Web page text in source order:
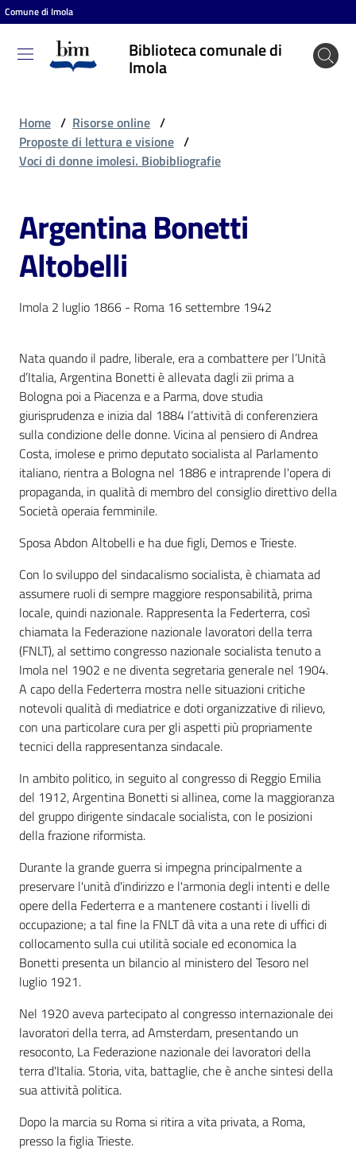
Vai al contenuto
Vai alla navigazione
Vai al footer
Comune di Imola
Biblioteca comunale di
Imola
Biblioteca
comunale
Cosa
puoi
fare
i
contenuti
Risorse
online
Casa
Piani
Archivio
storico
Decentrate
Patto
per
la
lettura
Seguici
su
Catalogo
on line
Home / Risorse online /
Proposte di lettura e visione /
Voci di donne imolesi. Biobibliografie
Argentina Bonetti
Altobelli
Imola 2 luglio 1866 - Roma 16 settembre 1942
Nata quando il padre, liberale, era a combattere per l’Unità
d’Italia, Argentina Bonetti è allevata dagli zii prima a
Bologna poi a Piacenza e a Parma, dove studia
giurisprudenza e inizia dal 1884 l’attività di conferenziera
sulla condizione delle donne. Vicina al pensiero di Andrea
Costa, imolese e primo deputato socialista al Parlamento
italiano, rientra a Bologna nel 1886 e intraprende l'opera di
propaganda, in qualità di membro del consiglio direttivo della
Società operaia femminile.
Sposa Abdon Altobelli e ha due figli, Demos e Trieste.
Con lo sviluppo del sindacalismo socialista, è chiamata ad
assumere ruoli di sempre maggiore responsabilità, prima
locale, quindi nazionale. Rappresenta la Federterra, così
chiamata la Federazione nazionale lavoratori della terra
(FNLT), al settimo congresso nazionale socialista tenuto a
Imola nel 1902 e ne diventa segretaria generale nel 1904.
A capo della Federterra mostra nelle situazioni critiche
notevoli qualità di mediatrice e doti organizzative di rilievo,
con una particolare cura per gli aspetti più propriamente
tecnici della rappresentanza sindacale.
In ambito politico, in seguito al congresso di Reggio Emilia
del 1912, Argentina Bonetti si allinea, come la maggioranza
del gruppo dirigente sindacale socialista, con le posizioni
della frazione riformista.
Durante la grande guerra si impegna principalmente a
preservare l'unità d'indirizzo e l'armonia degli intenti e delle
opere della Federterra e a mantenere costanti i livelli di
occupazione; a tal fine la FNLT dà vita a una rete di uffici di
collocamento sulla cui utilità sociale ed economica la
Bonetti presenta un bilancio al ministero del Tesoro nel
luglio 1921.
Nel 1920 aveva partecipato al congresso internazionale dei
lavoratori della terra, ad Amsterdam, presentando un
resoconto, La Federazione nazionale dei lavoratori della
terra d'Italia. Storia, vita, battaglie, che è anche sintesi della
sua attività politica.
Dopo la marcia su Roma si ritira a vita privata, a Roma,
presso la figlia Trieste.